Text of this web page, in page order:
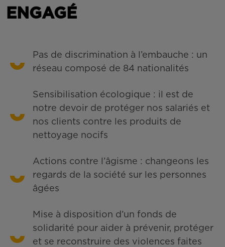
ENGAGÉ
Pas de discrimination à l’embauche : un
réseau composé de 84 nationalités
Sensibilisation écologique : il est de
notre devoir de protéger nos salariés et
nos clients contre les produits de
nettoyage nocifs
Actions contre l’âgisme : changeons les
regards de la société sur les personnes
âgées
Mise à disposition d’un fonds de
solidarité pour aider à prévenir, protéger
et se reconstruire des violences faites